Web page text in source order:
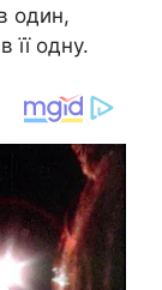
один,
одну.